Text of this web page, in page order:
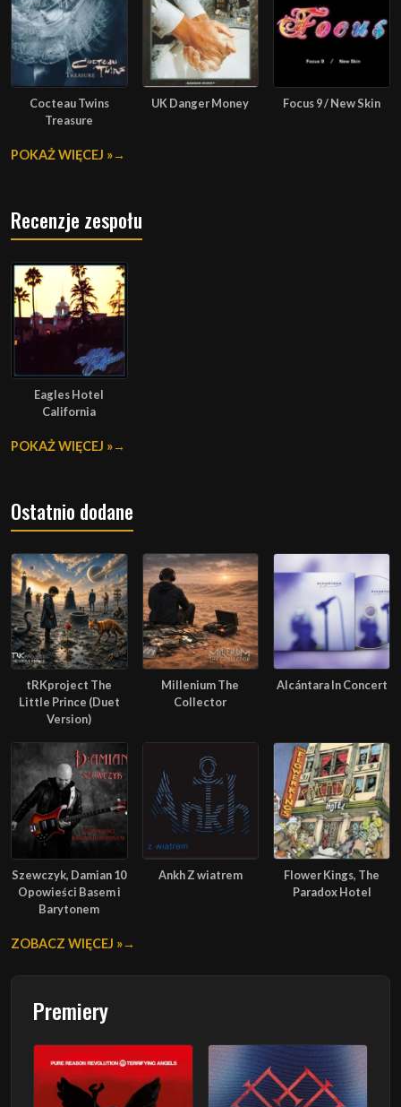
Cocteau Twins
Treasure
UK Danger Money Focus 9 / New Skin
POKAŻ WIĘCEJ »
Recenzje zespołu
Eagles Hotel
California
POKAŻ WIĘCEJ »
Ostatnio dodane
tRKproject The
Little Prince (Duet
Version)
Millenium The
Collector
Alcántara In Concert
Szewczyk, Damian 10
Opowieści Basem i
Barytonem
Ankh Z wiatrem
Flower Kings, The
Paradox Hotel
ZOBACZ WIĘCEJ »
Premiery